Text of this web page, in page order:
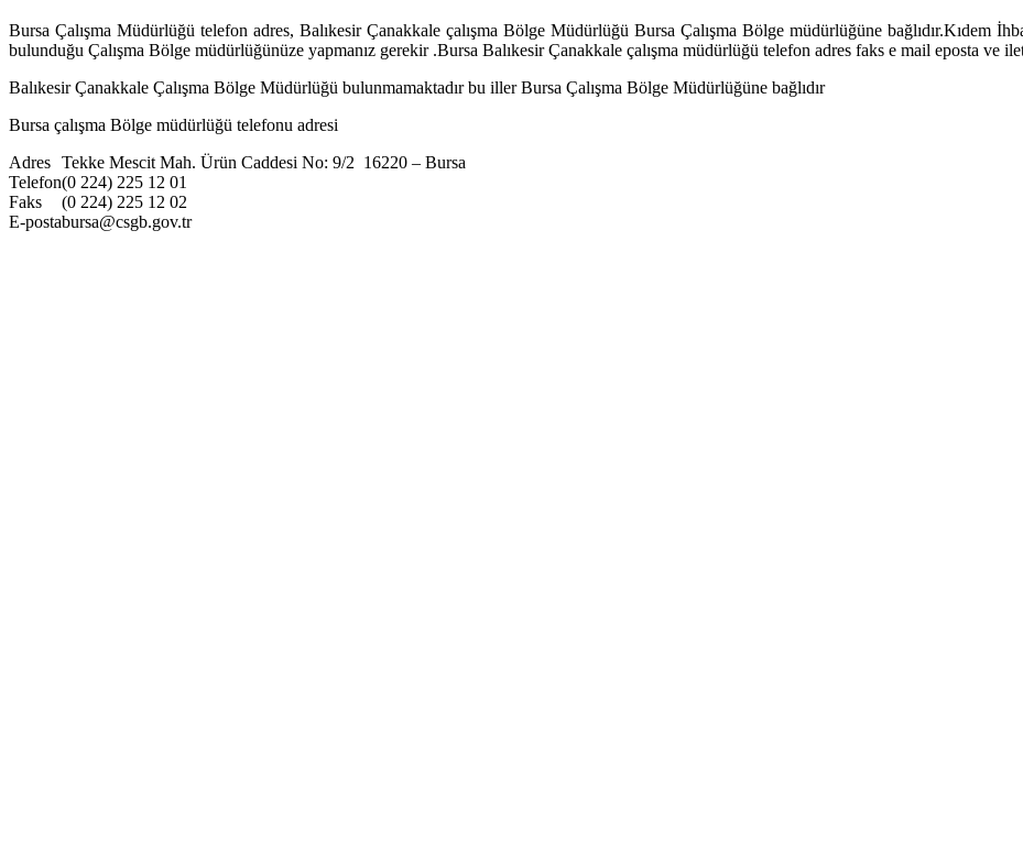
Bursa Çalışma Müdürlüğü telefon adres, Balıkesir Çanakkale çalışma Bölge Müdürlüğü Bursa Çalışma Bölge müdürlüğüne bağlıdır.Kıdem
bulunduğu Çalışma Bölge müdürlüğünüze yapmanız gerekir .Bursa Balıkesir Çanakkale çalışma müdürlüğü telefon adres faks e mail eposta ve
Balıkesir Çanakkale Çalışma Bölge Müdürlüğü bulunmamaktadır bu iller Bursa Çalışma Bölge Müdürlüğüne bağlıdır
Bursa çalışma Bölge müdürlüğü telefonu adresi
Adres Tekke Mescit Mah. Ürün Caddesi No: 9/2 16220 – Bursa
Telefon(0 224) 225 12 01
Faks
(0 224) 225 12 02
E-postabursa@csgb.gov.tr